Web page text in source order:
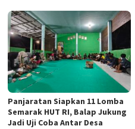
Panjaratan Siapkan 11 Lomba
Semarak HUT RI, Balap Jukung
Jadi Uji Coba Antar Desa